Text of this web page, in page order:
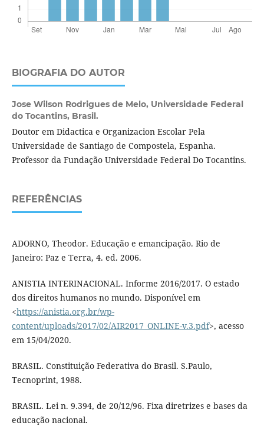
BIOGRAFIA DO AUTOR
Jose Wilson Rodrigues de Melo, Universidade Federal
do Tocantins, Brasil.
Doutor em Didactica e Organizacion Escolar Pela
Universidade de Santiago de Compostela, Espanha.
Professor da Fundação Universidade Federal Do Tocantins.
REFERÊNCIAS
ADORNO, Theodor. Educação e emancipação. Rio de
Janeiro: Paz e Terra, 4. ed. 2006.
ANISTIA INTERINACIONAL. Informe 2016/2017. O estado
dos direitos humanos no mundo. Disponível em
<https://anistia.org.br/wp-
content/uploads/2017/02/AIR2017_ONLINE-v.3.pdf>, acesso
em 15/04/2020.
BRASIL. Constituição Federativa do Brasil. S.Paulo,
Tecnoprint, 1988.
BRASIL. Lei n. 9.394, de 20/12/96. Fixa diretrizes e bases da
educação nacional.